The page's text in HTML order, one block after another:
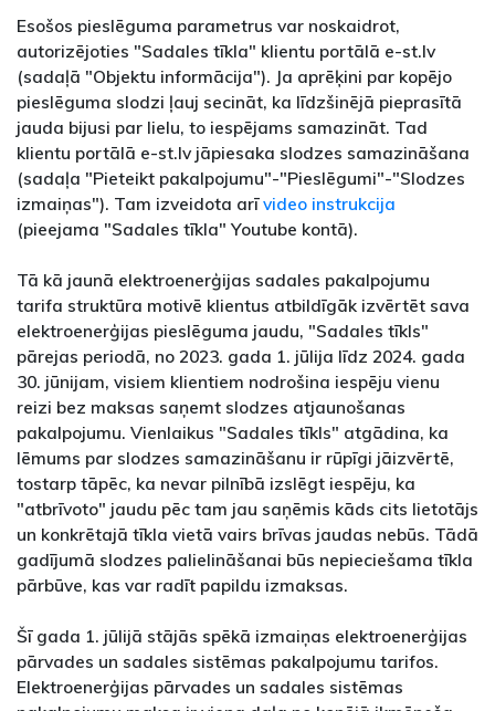
Esošos pieslēguma parametrus var noskaidrot,
autorizējoties "Sadales tīkla" klientu portālā e-st.lv
(sadaļā "Objektu informācija"). Ja aprēķini par kopējo
pieslēguma slodzi ļauj secināt, ka līdzšinējā pieprasītā
jauda bijusi par lielu, to iespējams samazināt. Tad
klientu portālā e-st.lv jāpiesaka slodzes samazināšana
(sadaļa "Pieteikt pakalpojumu"-"Pieslēgumi"-"Slodzes
izmaiņas"). Tam izveidota arīvideo instrukcija
(pieejama "Sadales tīkla" Youtube kontā).
Tā kā jaunā elektroenerģijas sadales pakalpojumu
tarifa struktūra motivē klientus atbildīgāk izvērtēt sava
elektroenerģijas pieslēguma jaudu, "Sadales tīkls"
pārejas periodā, no 2023. gada 1. jūlija līdz 2024. gada
30. jūnijam, visiem klientiem nodrošina iespēju vienu
reizi bez maksas saņemt slodzes atjaunošanas
pakalpojumu. Vienlaikus "Sadales tīkls" atgādina, ka
lēmums par slodzes samazināšanu ir rūpīgi jāizvērtē,
tostarp tāpēc, ka nevar pilnībā izslēgt iespēju, ka
"atbrīvoto" jaudu pēc tam jau saņēmis kāds cits lietotājs
un konkrētajā tīkla vietā vairs brīvas jaudas nebūs. Tādā
gadījumā slodzes palielināšanai būs nepieciešama tīkla
pārbūve, kas var radīt papildu izmaksas.
Šī gada 1. jūlijā stājās spēkā izmaiņas elektroenerģijas
pārvades un sadales sistēmas pakalpojumu tarifos.
Elektroenerģijas pārvades un sadales sistēmas